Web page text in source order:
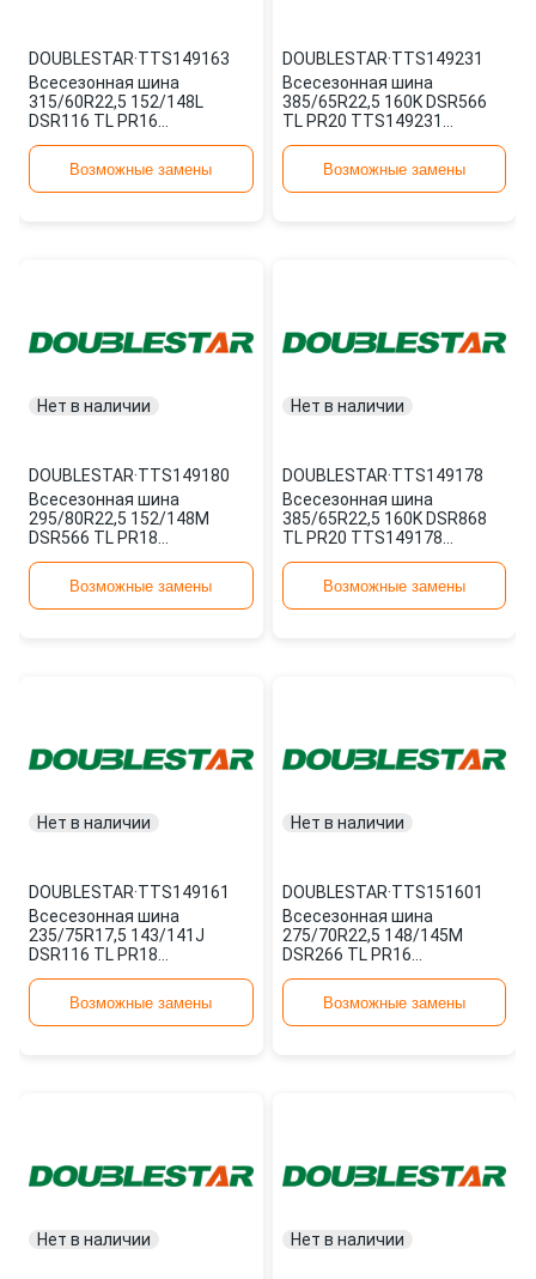
DOUBLESTAR·TTS149163
Всесезонная шина
315/60R22,5 152/148L
DSR116 TL PR16
Возможные замены
DOUBLESTAR·TTS149231
Всесезонная шина
385/65R22,5 160K DSR566
TL PR20 TTS149231
Возможные замены
Нет в наличии
DOUBLESTAR·TTS149180
Всесезонная шина
295/80R22,5 152/148M
DSR566 TL PR18
Возможные замены
Нет в наличии
DOUBLESTAR·TTS149178
Всесезонная шина
385/65R22,5 160K DSR868
TL PR20 TTS149178
Возможные замены
Нет в наличии
DOUBLESTAR·TTS149161
Всесезонная шина
235/75R17,5 143/141J
DSR116 TL PR18
Возможные замены
Нет в наличии
DOUBLESTAR·TTS151601
Всесезонная шина
275/70R22,5 148/145M
DSR266 TL PR16
Возможные замены
Нет в наличии Нет в наличии